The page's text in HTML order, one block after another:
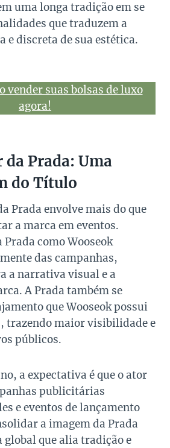
uma longa tradição em se
que traduzem a
e discreta de sua estética.
vender suas bolsas de luxo
agora!
Prada: Uma
do Título
Prada envolve mais do que
a marca em eventos.
como Wooseok
das campanhas,
a narrativa visual e a
A Prada também se
que Wooseok possui
trazendo maior visibilidade e
públicos.
a expectativa é que o ator
publicitárias
e eventos de lançamento
a imagem da Prada
global que alia tradição e